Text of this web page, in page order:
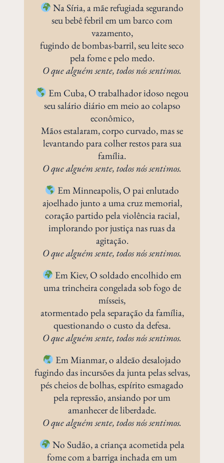
Na Síria, a mãe refugiada segurando
seu bebê febril em um barco com
vazamento,
fugindo de bombas-barril, seu leite seco
pela fome e pelo medo.
O que alguém sente, todos nós sentimos.
Em Cuba, O trabalhador idoso negou
seu salário diário em meio ao colapso
econômico,
Mãos estalaram, corpo curvado, mas se
levantando para colher restos para sua
família.
O que alguém sente, todos nós sentimos.
Em Minneapolis, O pai enlutado
ajoelhado junto a uma cruz memorial,
coração partido pela violência racial,
implorando por justiça nas ruas da
agitação.
O que alguém sente, todos nós sentimos.
Em Kiev, O soldado encolhido em
uma trincheira congelada sob fogo de
mísseis,
atormentado pela separação da família,
questionando o custo da defesa.
O que alguém sente, todos nós sentimos.
Em Mianmar, o aldeão desalojado
fugindo das incursões da junta pelas selvas,
pés cheios de bolhas, espírito esmagado
pela repressão, ansiando por um
amanhecer de liberdade.
O que alguém sente, todos nós sentimos.
No Sudão, a criança acometida pela
fome com a barriga inchada em um